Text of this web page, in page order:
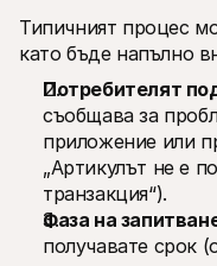
Типичният процес
като бъде напълно
Потребителят
съобщава за
приложение или
„Артикулът не е
транзакция“).
Фаза на
получавате срок